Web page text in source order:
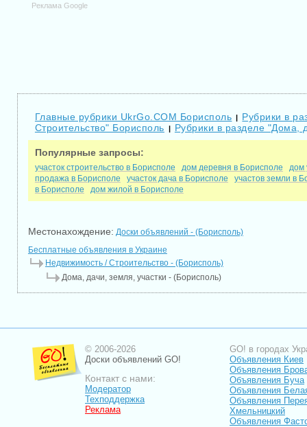
Реклама Google
Главные рубрики UkrGo.COM Борисполь | Рубрики в
Строительство" Борисполь | Рубрики в разделе "Дома,
Популярные запросы:
участок строительство в Борисполе дом деревня в Борисполе
дом
продажа в Борисполе
участок дача в Борисполе
участов земли в
в Борисполе
дом жилой в Борисполе
Местонахождение: Доски объявлений - (Борисполь)
Бесплатные объявления в Украине
Недвижимость / Строительство - (Борисполь)
Дома, дачи, земля, участки - (Борисполь)
© 2006-2026
Доски объявлений GO!
Контакт с нами:
Модератор
Техподдержка
Реклама
GO! в городах
Объявления Киев
Объявления
Объявления Буча
Объявления
Объявления
Хмельницкий
Объявления